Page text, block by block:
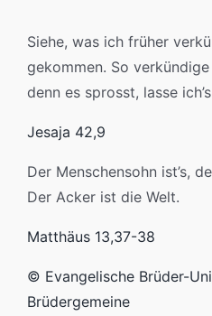
Siehe, was ich früher
gekommen. So
denn es sprosst, lasse
Jesaja 42,9
Der Menschensohn ist’s,
Der Acker ist die Welt.
Matthäus 13,37-38
© Evangelische Brüder-
Brüdergemeine